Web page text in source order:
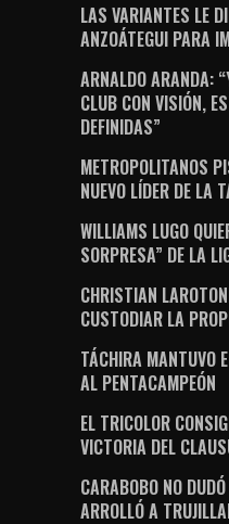
LAS VARIANTES LE
ANZOÁTEGUI PARA
ARNALDO ARANDA:
CLUB CON VISIÓN,
DEFINIDAS”
METROPOLITANOS
NUEVO LÍDER DE LA
WILLIAMS LUGO
SORPRESA” DE LA
CHRISTIAN
CUSTODIAR LA
TÁCHIRA MANTUVO
AL PENTACAMPEÓN
EL TRICOLOR
VICTORIA DEL
CARABOBO NO
ARROLLÓ A